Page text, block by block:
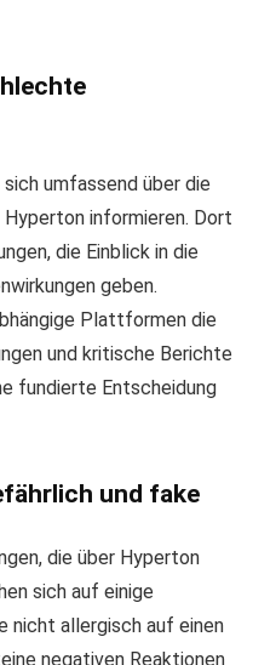
umfassend über die
Hyperton informieren. Dort
die Einblick in die
geben.
Plattformen die
und kritische Berichte
fundierte Entscheidung
und fake
die über Hyperton
sich auf einige
nicht allergisch auf einen
negativen Reaktionen